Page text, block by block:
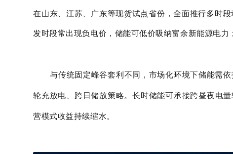
在山东、江苏、广东等现货试点省份，全面推行多时
发时段常出现负电价，储能可低价吸纳富余新能源电
与传统固定峰谷套利不同，市场化环境下储能需
轮充放电、跨日储放策略。长时储能可承接跨昼夜电
营模式收益持续缩水。